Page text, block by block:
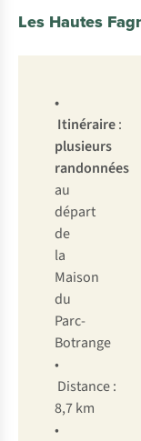
Les Hautes
•
Itinéraire:
plusieurs
randonnées
au
départ
de
la
Maison
du
Parc-
Botrange
•
Distance :
8,7 km
•